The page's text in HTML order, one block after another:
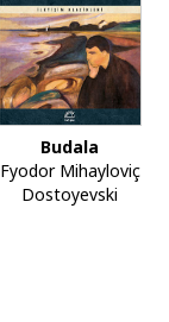
Budala
Fyodor Mihayloviç
Dostoyevski